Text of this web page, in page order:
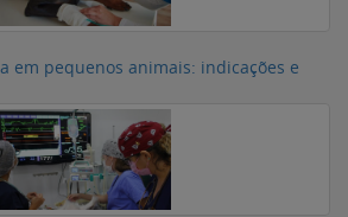
em pequenos animais: indicações e